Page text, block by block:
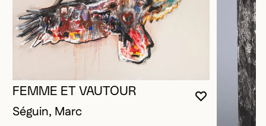
VOUS
FERMER
OUVRIR LA
FEMME ET VAUTOUR
Séguin, Marc